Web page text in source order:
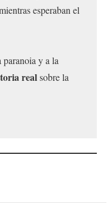
esperaban el
paranoia y a la
realsobre la